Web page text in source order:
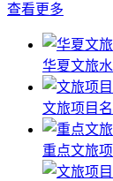
查看更多
华夏文旅
文旅项目
重点文旅